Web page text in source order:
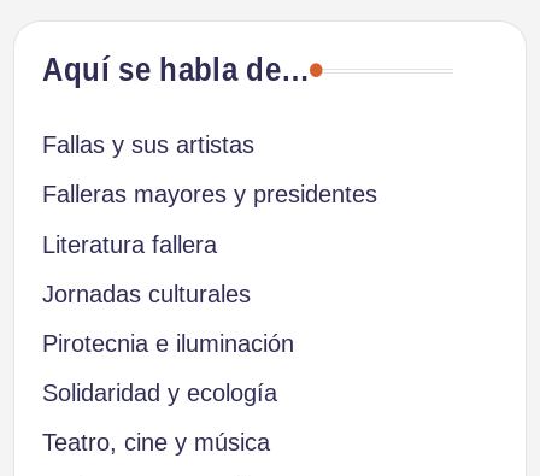
de
entradas
Aquí se habla de…
Fallas y sus artistas
Falleras mayores y presidentes
Literatura fallera
Jornadas culturales
Pirotecnia e iluminación
Solidaridad y ecología
Teatro, cine y música